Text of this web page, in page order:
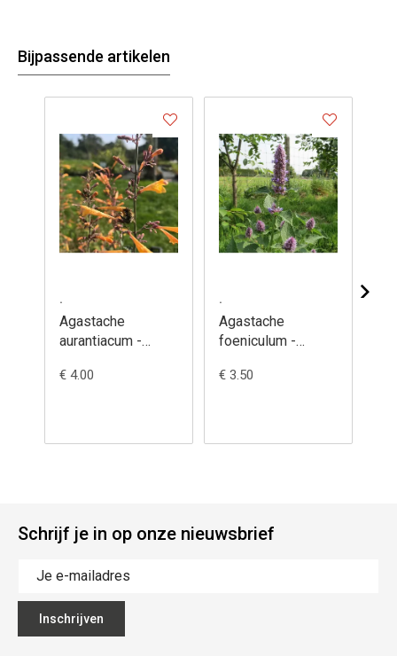
Bijpassende artikelen
.
Agastache
aurantiacum -
€ 4.00
.
Agastache
foeniculum -
Anijshyssop
€ 3.50
Schrijf je in op onze nieuwsbrief
Inschrijven